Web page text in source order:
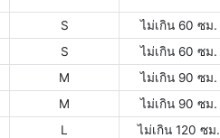
S ไม่เกิน 60 ซม.
S ไม่เกิน 60 ซม.
M ไม่เกิน 90 ซม.
M ไม่เกิน 90 ซม.
L ไม่เกิน 120 ซม.